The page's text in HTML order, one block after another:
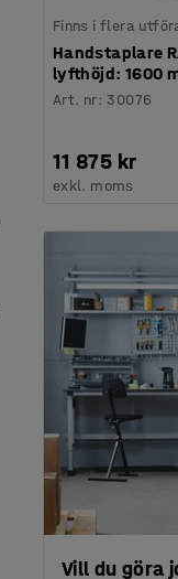
Finns i flera
Handstaplare
lyfthöjd: 1600
Art. nr:30076
11 875 kr
exkl. moms
Vill du göra